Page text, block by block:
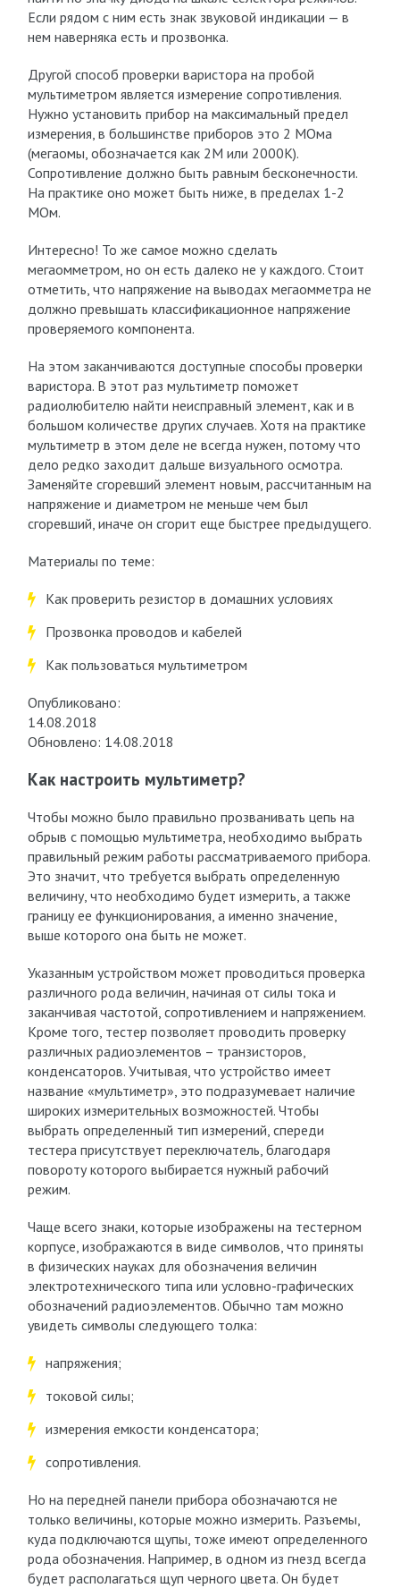
Если рядом с ним есть знак звуковой индикации — в
нем наверняка есть и прозвонка.
Другой способ проверки варистора на пробой
мультиметром является измерение сопротивления.
Нужно установить прибор на максимальный предел
измерения, в большинстве приборов это 2 МОма
(мегаомы, обозначается как 2М или 2000К).
Сопротивление должно быть равным бесконечности.
На практике оно может быть ниже, в пределах 1-2
МОм.
Интересно! То же самое можно сделать
мегаомметром, но он есть далеко не у каждого. Стоит
отметить, что напряжение на выводах мегаомметра не
должно превышать классификационное напряжение
проверяемого компонента.
На этом заканчиваются доступные способы проверки
варистора. В этот раз мультиметр поможет
радиолюбителю найти неисправный элемент, как и в
большом количестве других случаев. Хотя на практике
мультиметр в этом деле не всегда нужен, потому что
дело редко заходит дальше визуального осмотра.
Заменяйте сгоревший элемент новым, рассчитанным на
напряжение и диаметром не меньше чем был
сгоревший, иначе он сгорит еще быстрее предыдущего.
Материалы по теме:
Как проверить резистор в домашних условиях
Прозвонка проводов и кабелей
Как пользоваться мультиметром
Опубликовано:
14.08.2018
Обновлено: 14.08.2018
Как настроить мультиметр?
Чтобы можно было правильно прозванивать цепь на
обрыв с помощью мультиметра, необходимо выбрать
правильный режим работы рассматриваемого прибора.
Это значит, что требуется выбрать определенную
величину, что необходимо будет измерить, а также
границу ее функционирования, а именно значение,
выше которого она быть не может.
Указанным устройством может проводиться проверка
различного рода величин, начиная от силы тока и
заканчивая частотой, сопротивлением и напряжением.
Кроме того, тестер позволяет проводить проверку
различных радиоэлементов – транзисторов,
конденсаторов. Учитывая, что устройство имеет
название «мультиметр», это подразумевает наличие
широких измерительных возможностей. Чтобы
выбрать определенный тип измерений, спереди
тестера присутствует переключатель, благодаря
повороту которого выбирается нужный рабочий
режим.
Чаще всего знаки, которые изображены на тестерном
корпусе, изображаются в виде символов, что приняты
в физических науках для обозначения величин
электротехнического типа или условно-графических
обозначений радиоэлементов. Обычно там можно
увидеть символы следующего толка:
напряжения;
токовой силы;
измерения емкости конденсатора;
сопротивления.
Но на передней панели прибора обозначаются не
только величины, которые можно измерить. Разъемы,
куда подключаются щупы, тоже имеют определенного
рода обозначения. Например, в одном из гнезд всегда
будет располагаться щуп черного цвета. Он будет